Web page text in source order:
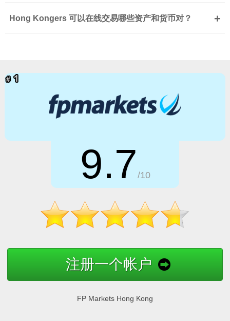
Hong Kongers 可以在线交易哪些资产和货币对？ +
9.7 /10
注册一个帐户
FP Markets Hong Kong